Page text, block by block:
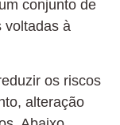
conjunto de
voltadas à
os riscos
alteração